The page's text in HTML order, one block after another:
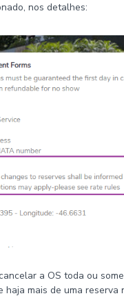
nos detalhes:
a OS toda ou
haja mais de uma